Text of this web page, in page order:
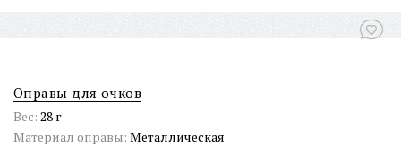
Оправы для очков
Вес: 28 г
Материал оправы: Металлическая